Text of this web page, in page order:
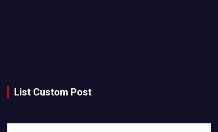
List Custom Post